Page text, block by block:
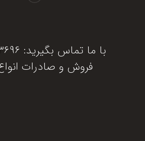
با ما تماس بگیرید: 09130913696
فروش و صادرات